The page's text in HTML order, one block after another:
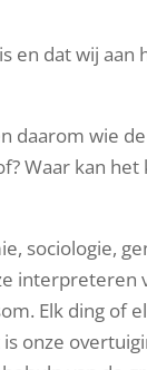
en dat wij
daarom wie
Waar kan
sociologie,
interpreteren
Elk ding of
onze